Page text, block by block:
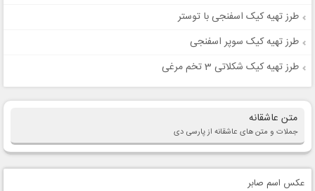
طرز تهیه کیک اسفنجی با توستر
طرز تهیه کیک سوپر اسفنجی
طرز تهیه کیک شکلاتی 3 تخم مرغی
متن عاشقانه
جملات و متن های عاشقانه از پارسی دی
عکس اسم صابر